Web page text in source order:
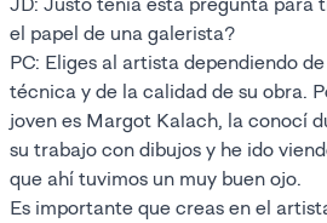
el papel de una galerista?
PC: Eliges al artista dependiendo
técnica y de la calidad de su obra.
joven es Margot Kalach, la conocí
su trabajo con dibujos y he ido
que ahí tuvimos un muy buen ojo.
Es importante que creas en el